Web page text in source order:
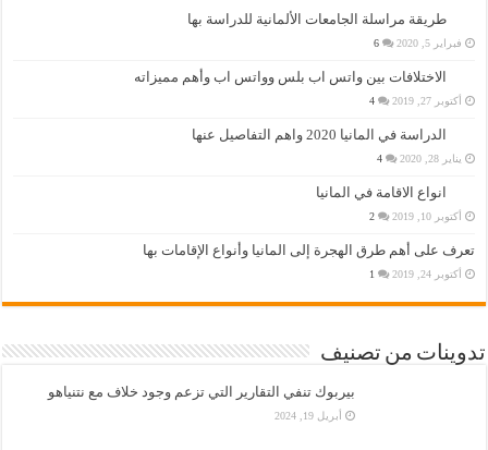
طريقة مراسلة الجامعات الألمانية للدراسة بها
فبراير 5, 2020 6
الاختلافات بين واتس اب بلس وواتس اب وأهم مميزاته
أكتوبر 27, 2019 4
الدراسة في المانيا 2020 واهم التفاصيل عنها
يناير 28, 2020 4
انواع الاقامة في المانيا
أكتوبر 10, 2019 2
تعرف على أهم طرق الهجرة إلى المانيا وأنواع الإقامات بها
أكتوبر 24, 2019 1
تدوينات من تصنيف
بيربوك تنفي التقارير التي تزعم وجود خلاف مع نتنياهو
أبريل 19, 2024